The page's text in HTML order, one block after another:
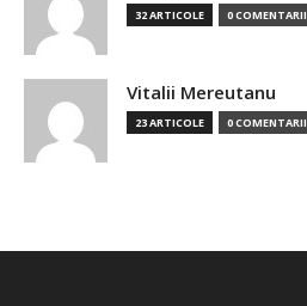
32 ARTICOLE 0 COMENTARII
Vitalii Mereutanu
23 ARTICOLE 0 COMENTARII